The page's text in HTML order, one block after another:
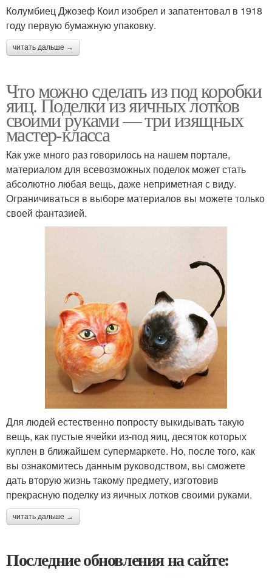
Колумбиец Джозеф Коил изобрел и запатентовал в 1918
году первую бумажную упаковку.
читать дальше →
Что можно сделать из под коробки
яиц. Поделки из яичных лотков
своими руками — три изящных
мастер-класса
Как уже много раз говорилось на нашем портале,
материалом для всевозможных поделок может стать
абсолютно любая вещь, даже неприметная с виду.
Ограничиваться в выборе материалов вы можете только
своей фантазией.
Для людей естественно попросту выкидывать такую
вещь, как пустые ячейки из-под яиц, десяток которых
куплен в ближайшем супермаркете. Но, после того, как
вы ознакомитесь данным руководством, вы сможете
дать вторую жизнь такому предмету, изготовив
прекрасную поделку из яичных лотков своими руками.
читать дальше →
Последние обновления на сайте: